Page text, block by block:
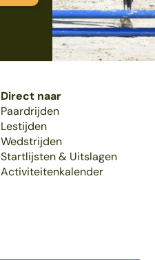
Direct naar
Paardrijden
Lestijden
Wedstrijden
Startlijsten & Uitslagen
Activiteitenkalender